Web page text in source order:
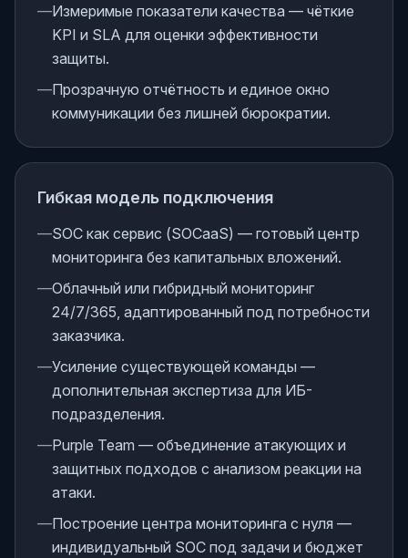
—Измеримые показатели качества — чёткие
KPI и SLA для оценки эффективности
защиты.
—Прозрачную отчётность и единое окно
коммуникации без лишней бюрократии.
Гибкая модель подключения
—SOC как сервис (SOCaaS) — готовый центр
мониторинга без капитальных вложений.
—Облачный или гибридный мониторинг
24/7/365, адаптированный под потребности
заказчика.
—Усиление существующей команды —
дополнительная экспертиза для ИБ-
подразделения.
—Purple Team — объединение атакующих и
защитных подходов с анализом реакции на
атаки.
—Построение центра мониторинга с нуля —
индивидуальный SOC под задачи и бюджет